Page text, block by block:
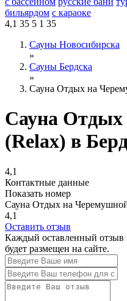
бильярдом с караоке
4,1 35 5 1 35
Сауны Новосибирска
»
Сауны Бердска
»
Сауна Отдых на
Сауна
(Relax) в
4,1
Контактные данные
Показать номер
Сауна Отдых на
4,1
Оставить отзыв
Каждый оставленный отзыв
будет размещен на сайте.